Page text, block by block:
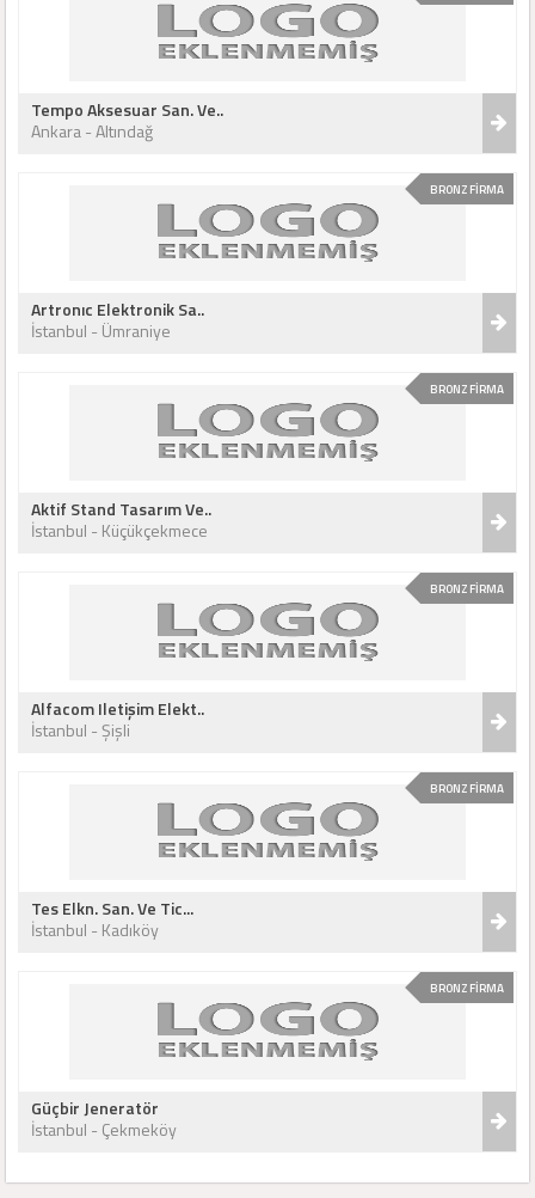
Tempo Aksesuar San. Ve..
Ankara - Altındağ
BRONZ FİRMA
Artronıc Elektronik Sa..
İstanbul - Ümraniye
BRONZ FİRMA
Aktif Stand Tasarım Ve..
İstanbul - Küçükçekmece
BRONZ FİRMA
Alfacom Iletişim Elekt..
İstanbul - Şişli
BRONZ FİRMA
Tes Elkn. San. Ve Tic...
İstanbul - Kadıköy
BRONZ FİRMA
Güçbir Jeneratör
İstanbul - Çekmeköy